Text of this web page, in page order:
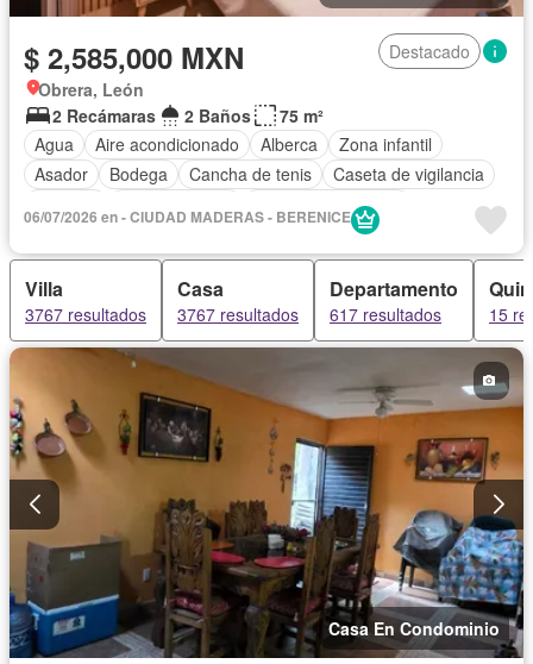
$ 2,585,000 MXN
Destacado
Obrera, León
2 Recámaras
2 Baños
75 m²
Agua
Aire acondicionado Alberca
Zona infantil
Asador
Bodega Cancha de tenis
Caseta de vigilancia
Cuarto de Limpieza
Elevador
Estacionamiento
Gimnasio Jacuzzi Jardín
Despacho
Recámara con closet
Sala polivalente
Seguridad
Zonas verdes
06/07/2026 en - CIUDAD MADERAS - BERENICE
Villa
3767 resultados
Casa
3767 resultados
Departamento
617 resultados 15
Casa En Condominio